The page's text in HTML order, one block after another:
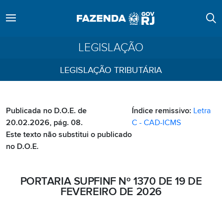
LEGISLAÇÃO
LEGISLAÇÃO TRIBUTÁRIA
Publicada no D.O.E. de
20.02.2026, pág. 08.
Este texto não substitui o publicado
no D.O.E.
Índice remissivo: Letra
C - CAD-ICMS
PORTARIA SUPFINF Nº 1370 DE 19 DE
FEVEREIRO DE 2026